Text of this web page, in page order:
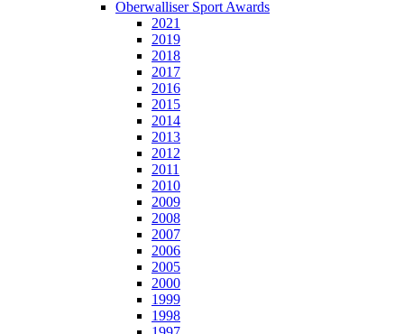
Oberwalliser Sport Awards
2021
2019
2018
2017
2016
2015
2014
2013
2012
2011
2010
2009
2008
2007
2006
2005
2000
1999
1998